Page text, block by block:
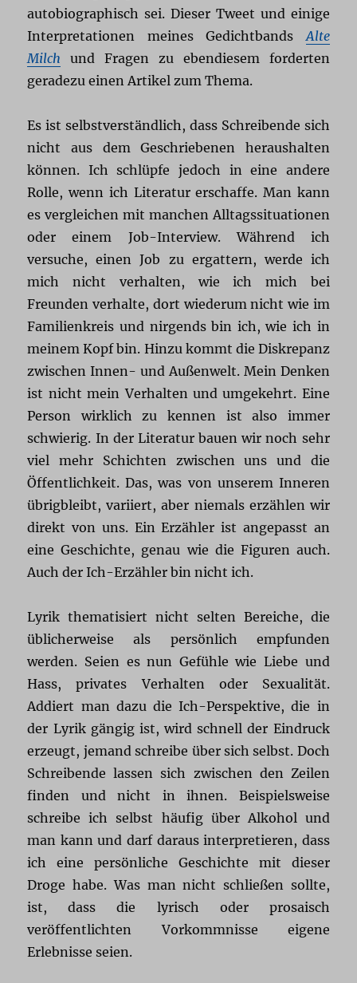
autobiographisch sei. Dieser Tweet und einige
Interpretationen meines Gedichtbands Alte
Milch und Fragen zu ebendiesem forderten
geradezu einen Artikel zum Thema.
Es ist selbstverständlich, dass Schreibende sich
nicht aus dem Geschriebenen heraushalten
können. Ich schlüpfe jedoch in eine andere
Rolle, wenn ich Literatur erschaffe. Man kann
es vergleichen mit manchen Alltagssituationen
oder einem Job-Interview. Während ich
versuche, einen Job zu ergattern, werde ich
mich nicht verhalten, wie ich mich bei
Freunden verhalte, dort wiederum nicht wie im
Familienkreis und nirgends bin ich, wie ich in
meinem Kopf bin. Hinzu kommt die Diskrepanz
zwischen Innen- und Außenwelt. Mein Denken
ist nicht mein Verhalten und umgekehrt. Eine
Person wirklich zu kennen ist also immer
schwierig. In der Literatur bauen wir noch sehr
viel mehr Schichten zwischen uns und die
Öffentlichkeit. Das, was von unserem Inneren
übrigbleibt, variiert, aber niemals erzählen wir
direkt von uns. Ein Erzähler ist angepasst an
eine Geschichte, genau wie die Figuren auch.
Auch der Ich-Erzähler bin nicht ich.
Lyrik thematisiert nicht selten Bereiche, die
üblicherweise als persönlich empfunden
werden. Seien es nun Gefühle wie Liebe und
Hass, privates Verhalten oder Sexualität.
Addiert man dazu die Ich-Perspektive, die in
der Lyrik gängig ist, wird schnell der Eindruck
erzeugt, jemand schreibe über sich selbst. Doch
Schreibende lassen sich zwischen den Zeilen
finden und nicht in ihnen. Beispielsweise
schreibe ich selbst häufig über Alkohol und
man kann und darf daraus interpretieren, dass
ich eine persönliche Geschichte mit dieser
Droge habe. Was man nicht schließen sollte,
ist, dass die lyrisch oder prosaisch
veröffentlichten Vorkommnisse eigene
Erlebnisse seien.